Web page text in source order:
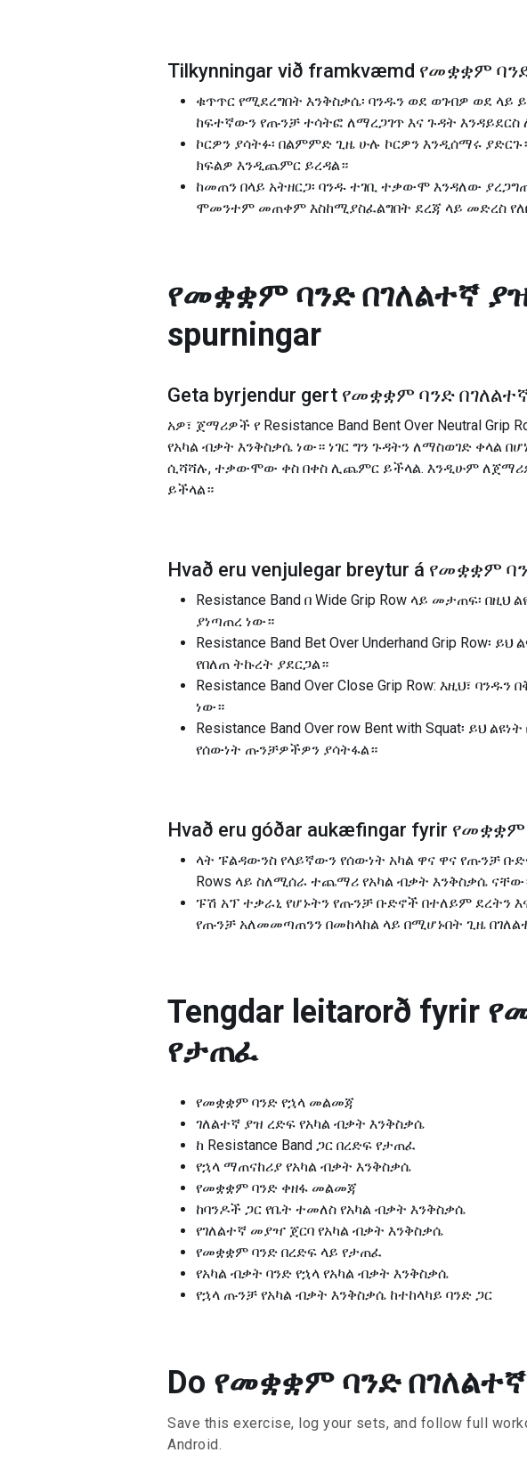
Tilkynningar við framkvæmd የመቋቋም
ቁጥጥር የሚደረግበት እንቅስቃሴ፡ ባንዱን ወደ ወገብዎ ወደ
ከፍተኛውን የጡንቻ ተሳትፎ ለማረጋገጥ እና ጉዳት
ኮርዎን ያሳትፉ፡ በልምምድ ጊዜ ሁሉ ኮርዎን እንዲሰማሩ
ክፍልዎ እንዲጨምር ይረዳል።
ከመጠን በላይ አትዘርጋ፡ ባንዱ ተገቢ ተቃውሞ እንዳለው
ሞመንተም መጠቀም እስከሚያስፈልግበት ደረጃ ላይ መድረስ
የመቋቋም ባንድ በገለልተኛ
spurningar
Geta byrjendur gert የመቋቋም ባንድ
አዎ፣ ጀማሪዎች የ Resistance Band Bent Over Neutral
የአካል ብቃት እንቅስቃሴ ነው። ነገር ግን ጉዳትን ለማስወገድ ቀላል
ሲሻሻሉ, ተቃውሞው ቀስ በቀስ ሊጨምር ይችላል. እንዲሁም
ይችላል።
Hvað eru venjulegar breytur á የመቋቋም
Resistance Band በ Wide Grip Row ላይ መታጠፍ፡
ያነጣጠረ ነው።
Resistance Band Bet Over Underhand Grip
የበለጠ ትኩረት ያደርጋል።
Resistance Band Over Close Grip Row: እዚህ፣
ነው።
Resistance Band Over row Bent with Squat፡
የሰውነት ጡንቻዎችዎን ያሳትፋል።
Hvað eru góðar aukæfingar fyrir የመቋቋም
ላት ፑልዳውንስ የላይኛውን የሰውነት አካል ዋና ዋና የጡንቻ
Rows ላይ ስለሚሰራ ተጨማሪ የአካል ብቃት እንቅስቃሴ
ፑሽ አፕ ተቃራኒ የሆኑትን የጡንቻ ቡድኖች በተለይም ደረትን
የጡንቻ አለመመጣጠንን በመከላከል ላይ በሚሆኑበት ጊዜ በገለልተኛ
Tengdar leitarorð fyrir
የታጠፈ
የመቋቋም ባንድ የኋላ መልመጃ
ገለልተኛ ያዝ ረድፍ የአካል ብቃት እንቅስቃሴ
ከ Resistance Band ጋር በረድፍ የታጠፈ
የኋላ ማጠናከሪያ የአካል ብቃት እንቅስቃሴ
የመቋቋም ባንድ ቀዘፋ መልመጃ
ከባንዶች ጋር የቤት ተመለስ የአካል ብቃት እንቅስቃሴ
የገለልተኛ መያዣ ጀርባ የአካል ብቃት እንቅስቃሴ
የመቋቋም ባንድ በረድፍ ላይ የታጠፈ
የአካል ብቃት ባንድ የኋላ የአካል ብቃት እንቅስቃሴ
የኋላ ጡንቻ የአካል ብቃት እንቅስቃሴ ከተከላካይ ባንድ ጋር
Do የመቋቋም ባንድ
Save this exercise, log your sets, and follow full
Android.